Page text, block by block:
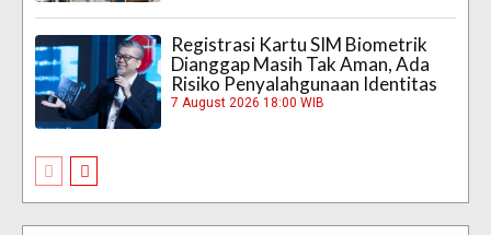
Registrasi Kartu SIM Biometrik
Dianggap Masih Tak Aman, Ada
Risiko Penyalahgunaan Identitas
7 August 2026 18:00 WIB